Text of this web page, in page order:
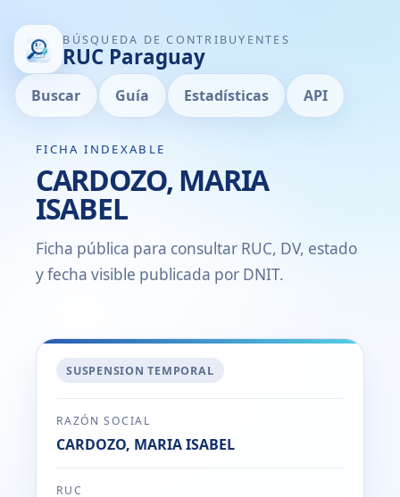
BÚSQUEDA DE CONTRIBUYENTES
RUC Paraguay
Buscar Guía Estadísticas API
FICHA INDEXABLE
CARDOZO, MARIA
ISABEL
Ficha pública para consultar RUC, DV, estado
y fecha visible publicada por DNIT.
SUSPENSION TEMPORAL
RAZÓN SOCIAL
CARDOZO, MARIA ISABEL
RUC